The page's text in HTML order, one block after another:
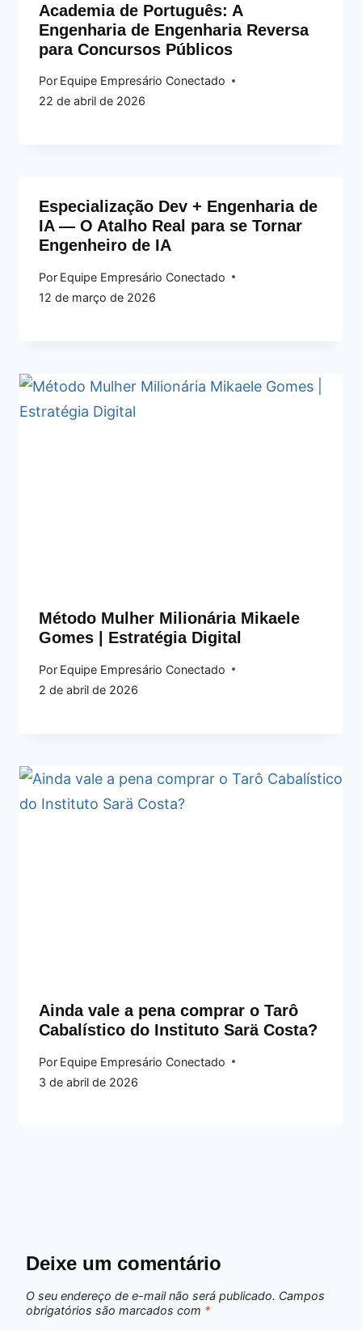
Academia de Português: A
Engenharia de Engenharia Reversa
para Concursos Públicos
Por Equipe Empresário Conectado
22 de abril de 2026
Especialização Dev + Engenharia de
IA — O Atalho Real para se Tornar
Engenheiro de IA
Por Equipe Empresário Conectado
12 de março de 2026
Método Mulher Milionária Mikaele
Gomes | Estratégia Digital
Por Equipe Empresário Conectado
2 de abril de 2026
Ainda vale a pena comprar o Tarô
Cabalístico do Instituto Sarä Costa?
Por Equipe Empresário Conectado
3 de abril de 2026
Deixe um comentário
O seu endereço de e-mail não será publicado. Campos
obrigatórios são marcados com *